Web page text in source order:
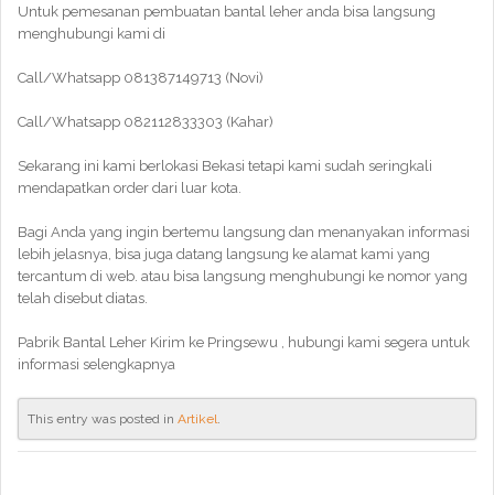
Untuk pemesanan pembuatan bantal leher anda bisa langsung
menghubungi kami di
Call/Whatsapp 081387149713 (Novi)
Call/Whatsapp 082112833303 (Kahar)
Sekarang ini kami berlokasi Bekasi tetapi kami sudah seringkali
mendapatkan order dari luar kota.
Bagi Anda yang ingin bertemu langsung dan menanyakan informasi
lebih jelasnya, bisa juga datang langsung ke alamat kami yang
tercantum di web. atau bisa langsung menghubungi ke nomor yang
telah disebut diatas.
Pabrik Bantal Leher Kirim ke Pringsewu , hubungi kami segera untuk
informasi selengkapnya
This entry was posted in Artikel.